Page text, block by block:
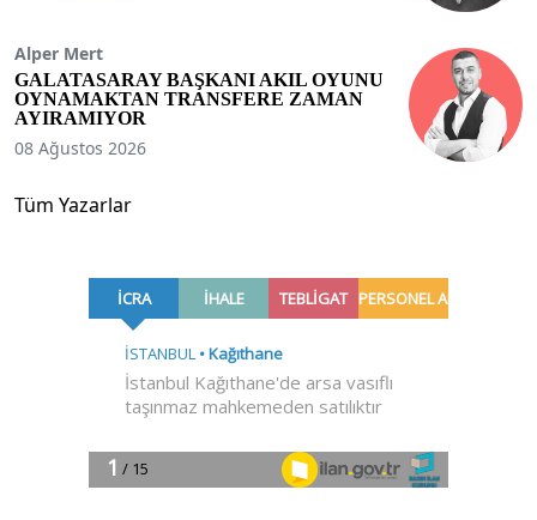
Alper Mert
GALATASARAY BAŞKANI AKIL OYUNU
OYNAMAKTAN TRANSFERE ZAMAN
AYIRAMIYOR
08 Ağustos 2026
Tüm Yazarlar